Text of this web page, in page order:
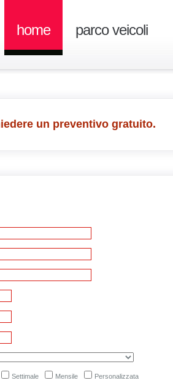
home parco veicoli
un preventivo gratuito.
Settimale Mensile Personalizzata